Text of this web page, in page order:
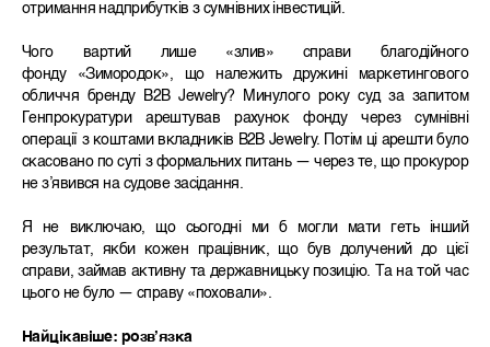
отримання надприбутків з сумнівних інвестицій.
Чого вартий лише «злив» справи благодійного
фонду «Зимородок», що належить дружині маркетингового
обличчя бренду B2B Jewelry? Минулого року суд за запитом
Генпрокуратури арештував рахунок фонду через сумнівні
операції з коштами вкладників B2B Jewelry. Потім ці арешти було
скасовано по суті з формальних питань — через те, що прокурор
не з’явився на судове засідання.
Я не виключаю, що сьогодні ми б могли мати геть інший
результат, якби кожен працівник, що був долучений до цієї
справи, займав активну та державницьку позицію. Та на той час
цього не було — справу «поховали».
Найцікавіше: розв’язка